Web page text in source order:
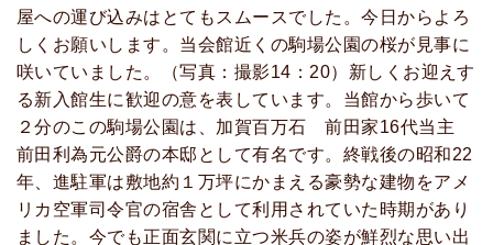
屋への運び込みはとてもスムースでした。今日からよろ
しくお願いします。当会館近くの駒場公園の桜が見事に
咲いていました。（写真：撮影14：20）新しくお迎えす
る新入館生に歓迎の意を表しています。当館から歩いて
２分のこの駒場公園は、加賀百万石 前田家16代当主
前田利為元公爵の本邸として有名です。終戦後の昭和22
年、進駐軍は敷地約１万坪にかまえる豪勢な建物をアメ
リカ空軍司令官の宿舎として利用されていた時期があり
ました。今でも正面玄関に立つ米兵の姿が鮮烈な思い出